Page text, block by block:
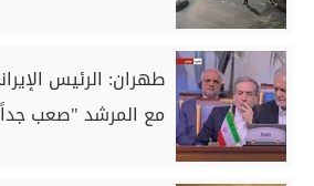
طهران: الرئيس
مع المرشد "صعب